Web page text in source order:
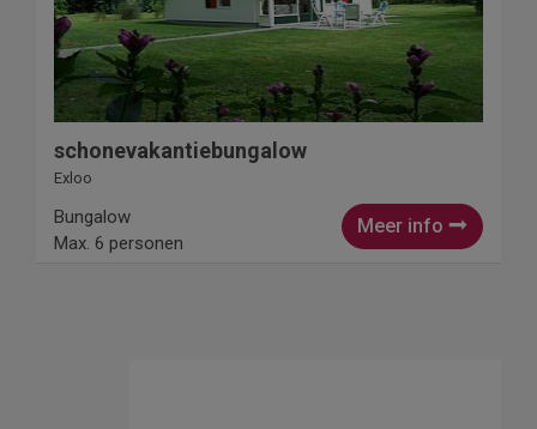
schonevakantiebungalow
Exloo
Meer info
Bungalow
Max. 6 personen